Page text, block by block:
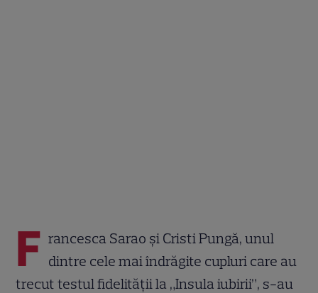
F rancesca Sarao și Cristi Pungă, unul
dintre cele mai îndrăgite cupluri care au
trecut testul fidelității la „Insula iubirii”, s-au